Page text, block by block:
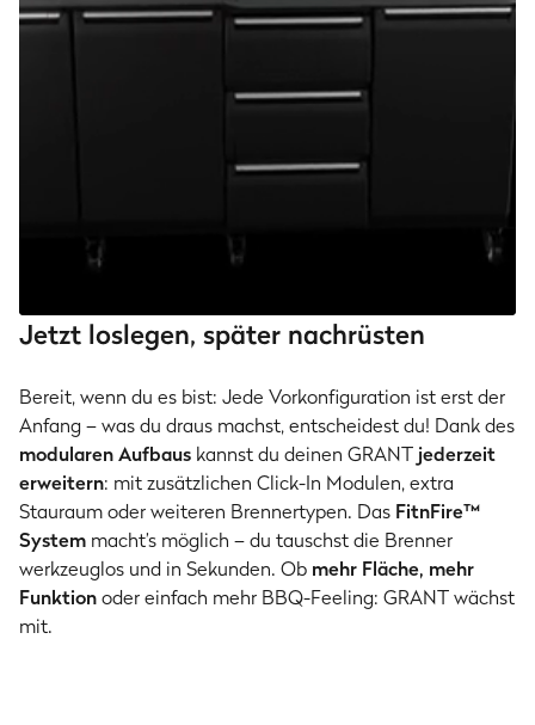
Jetzt loslegen, später nachrüsten
Bereit, wenn du es bist: Jede Vorkonfiguration ist erst der
Anfang – was du draus machst, entscheidest du! Dank des
modularen Aufbaus kannst du deinen GRANT jederzeit
erweitern: mit zusätzlichen Click-In Modulen, extra
Stauraum oder weiteren Brennertypen. Das FitnFire™
System macht’s möglich – du tauschst die Brenner
werkzeuglos und in Sekunden. Ob mehr Fläche, mehr
Funktionoder einfach mehr BBQ-Feeling: GRANT wächst
mit.